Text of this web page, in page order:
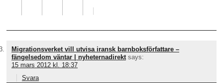
Migrationsverket vill utvisa iransk barnboksförfattare –
fängelsedom väntar | nyheternadirekt says:
15 mars 2012 kl. 18:37
Svara